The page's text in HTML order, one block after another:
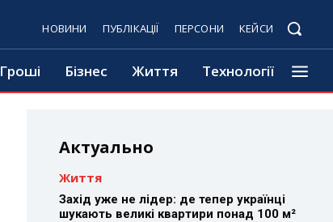
НОВИНИ ПУБЛІКАЦІЇ ПЕРСОНИ КЕЙСИ
Гроші Бізнес Життя Технології
Актуально
Життя
Захід уже не лідер: де тепер українці
шукають великі квартири понад 100 м²